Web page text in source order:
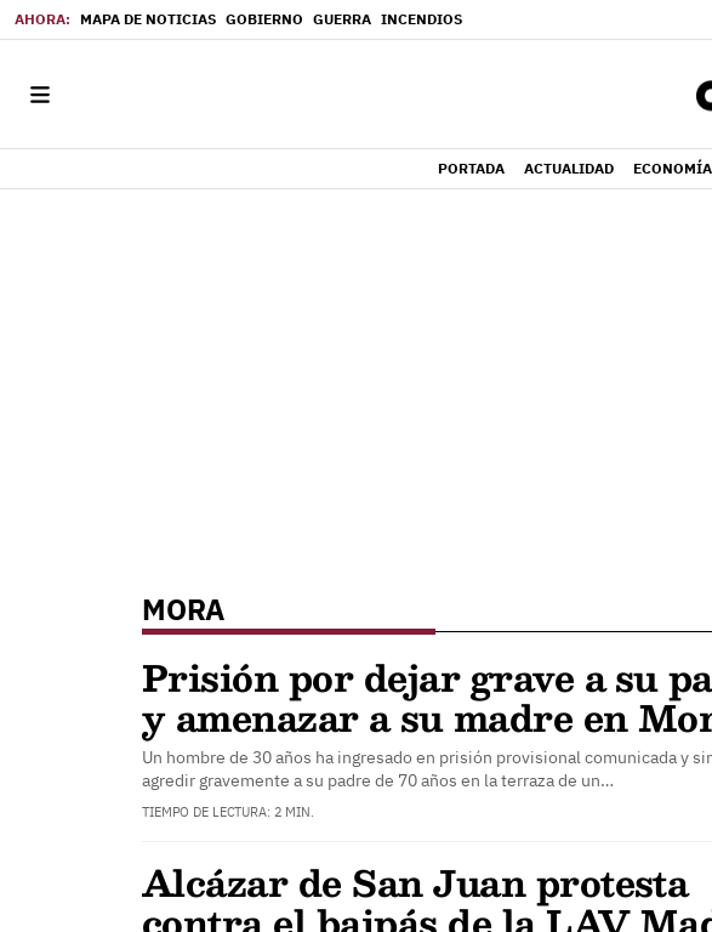
MAPA DE NOTICIAS GOBIERNO GUERRA INCENDIOS
PORTADA ACTUALIDAD ECONOMÍA
MORA
Prisión por dejar grave a su
y amenazar a su madre en
Un hombre de 30 años ha ingresado en prisión provisional comunicada y
agredir gravemente a su padre de 70 años en la terraza de un…
TIEMPO DE LECTURA: 2 MIN.
Alcázar de San Juan protesta